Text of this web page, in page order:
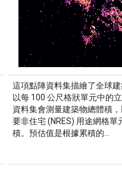
這項點陣資料集描繪了全球建
以每 100 公尺格狀單元中的立
資料集會測量建築物總體積
要非住宅 (NRES) 用途網格單
積。預估值是根據累積的…